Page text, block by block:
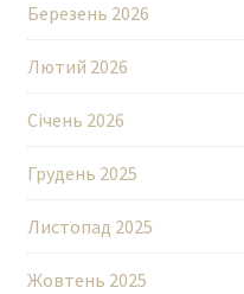
Березень 2026
Лютий 2026
Січень 2026
Грудень 2025
Листопад 2025
Жовтень 2025